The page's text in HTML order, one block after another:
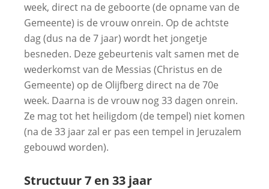
week, direct na de geboorte (de opname van de
Gemeente) is de vrouw onrein. Op de achtste
dag (dus na de 7 jaar) wordt het jongetje
besneden. Deze gebeurtenis valt samen met de
wederkomst van de Messias (Christus en de
Gemeente) op de Olijfberg direct na de 70e
week. Daarna is de vrouw nog 33 dagen onrein.
Ze mag tot het heiligdom (de tempel) niet komen
(na de 33 jaar zal er pas een tempel in Jeruzalem
gebouwd worden).
Structuur 7 en 33 jaar